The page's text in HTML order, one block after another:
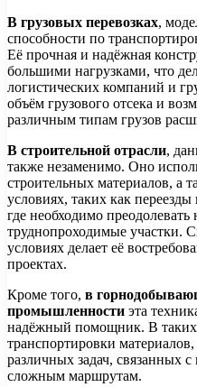
В грузовых перевозках,
способности по
Её прочная и надёжная
большими нагрузками, что
логистических компаний и
объём грузового отсека и
различным типам грузов
В строительной отрасли,
также незаменимо. Оно
строительных материалов, а
условиях, таких как
где необходимо преодолевать
труднопроходимые участки.
условиях делает её
проектах.
Кроме того, в
промышленности эта
надёжный помощник. В таких
транспортировки
различных задач, связанных
сложным маршрутам.